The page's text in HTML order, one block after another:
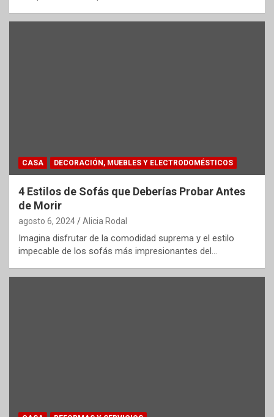
CASA DECORACIÓN, MUEBLES Y ELECTRODOMÉSTICOS
4 Estilos de Sofás que Deberías Probar Antes
de Morir
agosto 6, 2024 Alicia Rodal
Imagina disfrutar de la comodidad suprema y el estilo
impecable de los sofás más impresionantes del…